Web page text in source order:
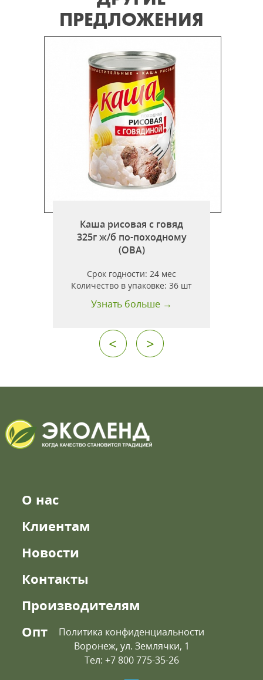
ПРЕДЛОЖЕНИЯ
Каша рисовая с говяд
325г ж/б по-походному
(ОВА)
Срок годности:24 мес
Количество в упаковке:36 шт
Узнать больше →
< >
О нас
Клиентам
Новости
Контакты
Производителям
Опт
Политика конфиденциальности
Воронеж, ул. Землячки, 1
Тел: +7 800 775-35-26